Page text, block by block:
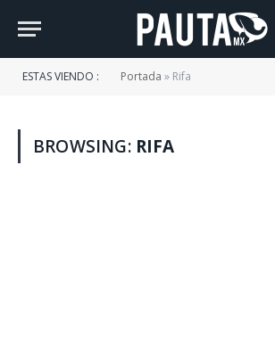
ESTAS VIENDO : Portada » Rifa
BROWSING: RIFA